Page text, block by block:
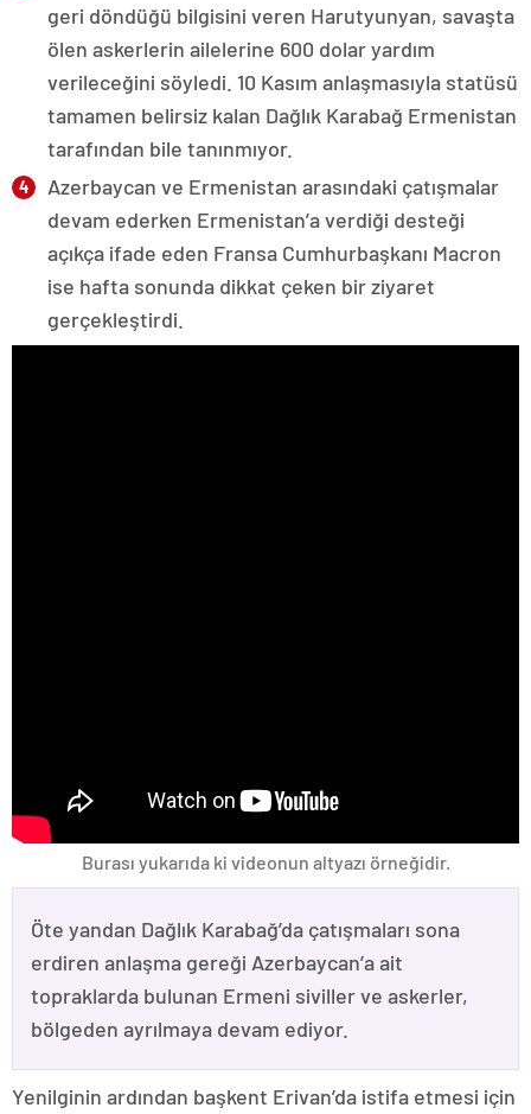
geri döndüğü bilgisini veren Harutyunyan, savaşta
ölen askerlerin ailelerine 600 dolar yardım
verileceğini söyledi. 10 Kasım anlaşmasıyla statüsü
tamamen belirsiz kalan Dağlık Karabağ Ermenistan
tarafından bile tanınmıyor.
Azerbaycan ve Ermenistan arasındaki çatışmalar
devam ederken Ermenistan’a verdiği desteği
açıkça ifade eden Fransa Cumhurbaşkanı Macron
ise hafta sonunda dikkat çeken bir ziyaret
gerçekleştirdi.
Burası yukarıda ki videonun altyazı örneğidir.
Öte yandan Dağlık Karabağ’da çatışmaları sona
erdiren anlaşma gereği Azerbaycan’a ait
topraklarda bulunan Ermeni siviller ve askerler,
bölgeden ayrılmaya devam ediyor.
Yenilginin ardından başkent Erivan’da istifa etmesi için